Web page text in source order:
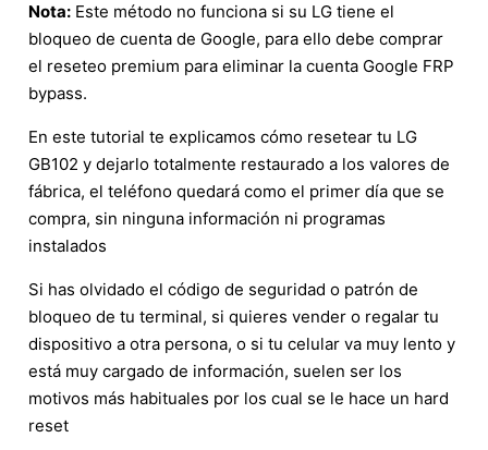
Nota: Este método no funciona si su LG tiene el
bloqueo de cuenta de Google, para ello debe comprar
el reseteo premium para eliminar la cuenta Google FRP
bypass.
En este tutorial te explicamos cómo resetear tu LG
GB102 y dejarlo totalmente restaurado a los valores de
fábrica, el teléfono quedará como el primer día que se
compra, sin ninguna información ni programas
instalados
Si has olvidado el código de seguridad o patrón de
bloqueo de tu terminal, si quieres vender o regalar tu
dispositivo a otra persona, o si tu celular va muy lento y
está muy cargado de información, suelen ser los
motivos más habituales por los cual se le hace un hard
reset